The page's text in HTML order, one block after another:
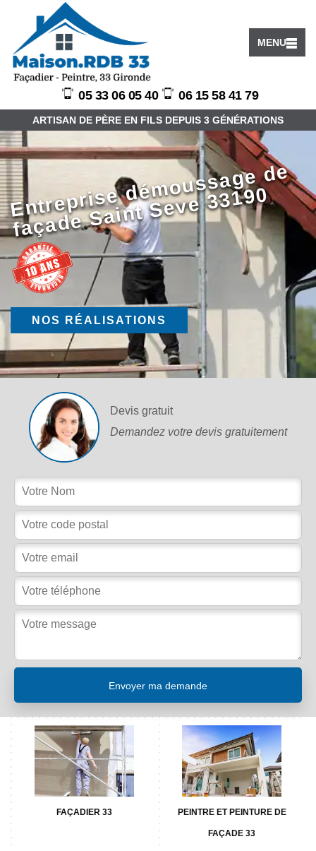
MENU
05 33 06 05 40 06 15 58 41 79
ARTISAN DE PÈRE EN FILS DEPUIS 3 GÉNÉRATIONS
E
ntr
e
pri
s
e
d
é
m
o
u
s
s
a
g
e
d
e
f
a
ç
a
d
e
S
ai
nt
S
e
v
e
3
3
1
9
0
NOS RÉALISATIONS
Devis gratuit
Demandez votre devis gratuitement
FAÇADIER 33 PEINTRE ET PEINTURE DE
FAÇADE 33